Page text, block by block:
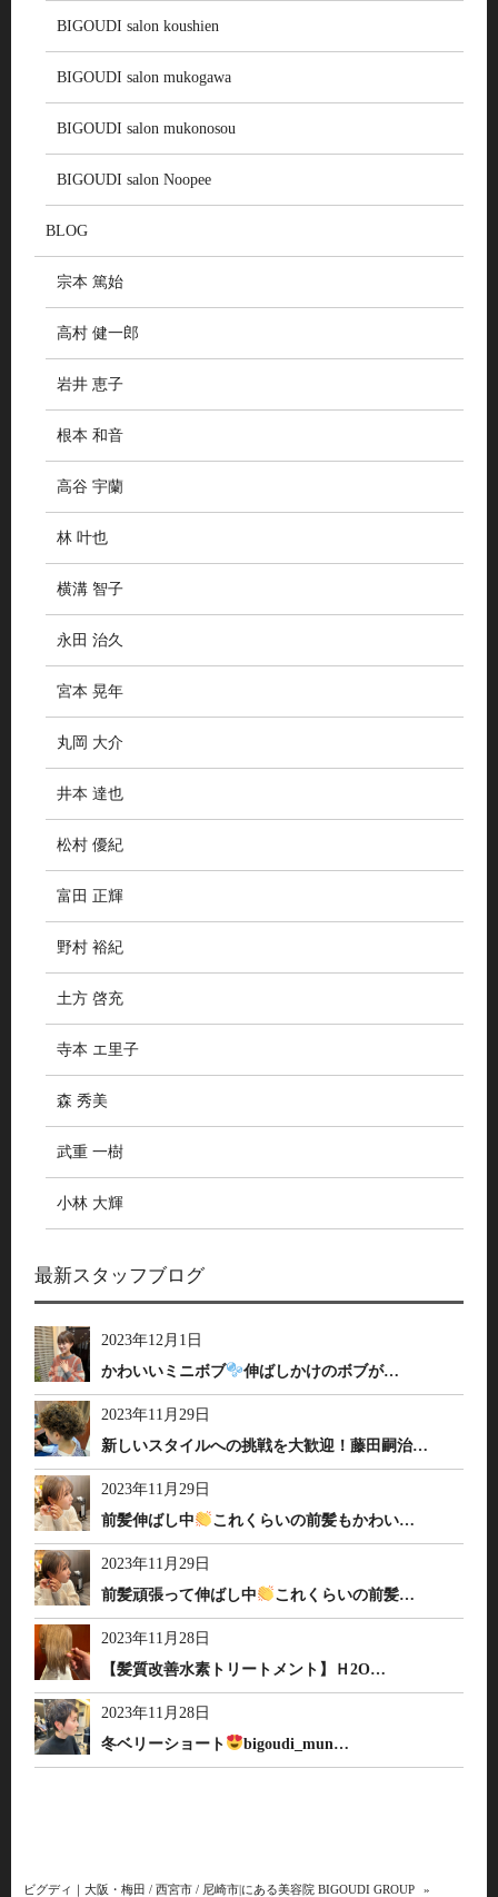
BIGOUDI salon koushien
BIGOUDI salon mukogawa
BIGOUDI salon mukonosou
BIGOUDI salon Noopee
BLOG
宗本 篤始
高村 健一郎
岩井 恵子
根本 和音
高谷 宇蘭
林 叶也
横溝 智子
永田 治久
宮本 晃年
丸岡 大介
井本 達也
松村 優紀
富田 正輝
野村 裕紀
土方 啓充
寺本 エ里子
森 秀美
武重 一樹
小林 大輝
最新スタッフブログ
2023年12月1日
かわいいミニボブ
伸ばしかけのボブが…
2023年11月29日
新しいスタイルへの挑戦を大歓迎！藤田嗣治…
2023年11月29日
前髪伸ばし中
これくらいの前髪もかわい…
2023年11月29日
前髪頑張って伸ばし中
これくらいの前髪…
2023年11月28日
【髪質改善水素トリートメント】Ｈ2O…
2023年11月28日
冬ベリーショート
bigoudi_mun…
ビグディ｜大阪・梅田 / 西宮市 / 尼崎市|にある美容院 BIGOUDI GROUP »